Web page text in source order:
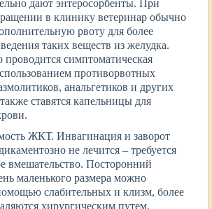
дают энтеросорбенты. При
в клинику ветеринар обычно
рвоту для более
таких веществ из желудка.
проводится симптоматическая
противорвотных
анальгетиков и других
ставятся капельницы для
ЖКТ. Инвагинация и заворот
не лечится – требуется
вмешательство. Посторонний
маленького размера можно
слабительных и клизм, более
хирургическим путем.